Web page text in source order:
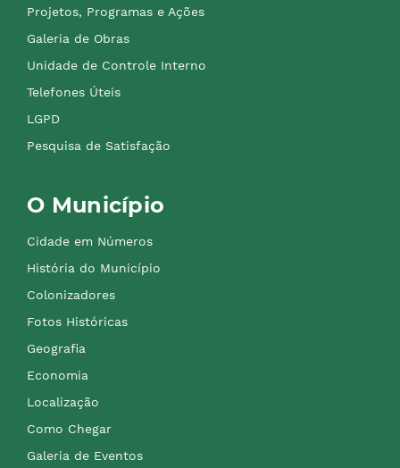
Projetos, Programas e Ações
Galeria de Obras
Unidade de Controle Interno
Telefones Úteis
LGPD
Pesquisa de Satisfação
O Município
Cidade em Números
História do Município
Colonizadores
Fotos Históricas
Geografia
Economia
Localização
Como Chegar
Galeria de Eventos